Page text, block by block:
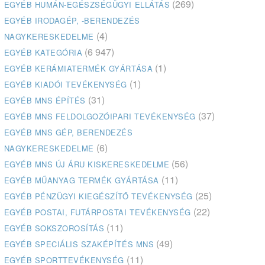
EGYÉB HUMÁN-EGÉSZSÉGÜGYI ELLÁTÁS (269)
EGYÉB IRODAGÉP, -BERENDEZÉS
NAGYKERESKEDELME (4)
EGYÉB KATEGÓRIA (6 947)
EGYÉB KERÁMIATERMÉK GYÁRTÁSA (1)
EGYÉB KIADÓI TEVÉKENYSÉG (1)
EGYÉB MNS ÉPÍTÉS (31)
EGYÉB MNS FELDOLGOZÓIPARI TEVÉKENYSÉG (37)
EGYÉB MNS GÉP, BERENDEZÉS
NAGYKERESKEDELME (6)
EGYÉB MNS ÚJ ÁRU KISKERESKEDELME (56)
EGYÉB MŰANYAG TERMÉK GYÁRTÁSA (11)
EGYÉB PÉNZÜGYI KIEGÉSZÍTŐ TEVÉKENYSÉG (25)
EGYÉB POSTAI, FUTÁRPOSTAI TEVÉKENYSÉG (22)
EGYÉB SOKSZOROSÍTÁS (11)
EGYÉB SPECIÁLIS SZAKÉPÍTÉS MNS (49)
EGYÉB SPORTTEVÉKENYSÉG (11)